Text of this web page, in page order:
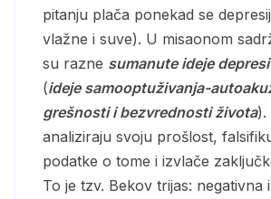
pitanju plača ponekad se
vlažne i suve). U misaonom
su razne sumanute ideje
(ideje samooptuživanja-
grešnosti i bezvrednosti života).
analiziraju svoju prošlost,
podatke o tome i izvlače
To je tzv. Bekov trijas: negativna